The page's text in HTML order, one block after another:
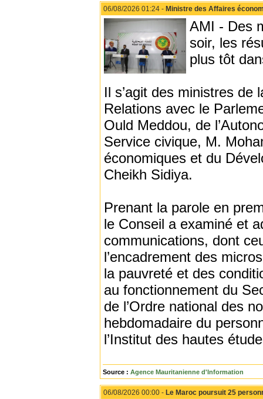
06/08/2026 01:24 - Ministre des Affaires
AMI - Des
soir, les
plus tôt
Il s’agit des ministres
Relations avec le
Ould Meddou, de
Service civique, M.
économiques et du
Cheikh Sidiya.
Prenant la parole en
le Conseil a examiné et
communications, dont
l’encadrement des
la pauvreté et des
au fonctionnement du
de l’Ordre national des
hebdomadaire du
l’Institut des hautes
Source : Agence Mauritanienne d'Information
06/08/2026 00:00 - Le Maroc poursuit 25